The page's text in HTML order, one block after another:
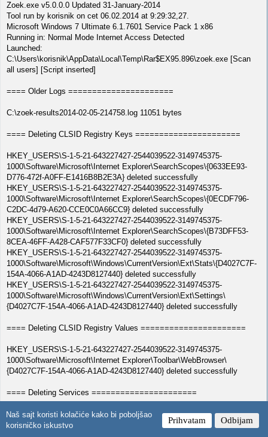
Naš sajt koristi kolačiće kako bi poboljšao
korisničko iskustvo
Prihvatam Odbijam
Zoek.exe v5.0.0.0 Updated 31-January-2014
Tool run by korisnik on cet 06.02.2014 at 9:29:32,27.
Microsoft Windows 7 Ultimate 6.1.7601 Service Pack 1 x86
Running in: Normal Mode Internet Access Detected
Launched:
C:\Users\korisnik\AppData\Local\Temp\Rar$EX95.896\zoek.exe [Scan
all users] [Script inserted]
==== Older Logs ======================
C:\zoek-results2014-02-05-214758.log 11051 bytes
==== Deleting CLSID Registry Keys ======================
HKEY_USERS\S-1-5-21-643227427-2544039522-3149745375-
1000\Software\Microsoft\Internet Explorer\SearchScopes\{0633EE93-
D776-472f-A0FF-E1416B8B2E3A} deleted successfully
HKEY_USERS\S-1-5-21-643227427-2544039522-3149745375-
1000\Software\Microsoft\Internet Explorer\SearchScopes\{0ECDF796-
C2DC-4d79-A620-CCE0C0A66CC9} deleted successfully
HKEY_USERS\S-1-5-21-643227427-2544039522-3149745375-
1000\Software\Microsoft\Internet Explorer\SearchScopes\{B73DFF53-
8CEA-46FF-A428-CAF577F33CF0} deleted successfully
HKEY_USERS\S-1-5-21-643227427-2544039522-3149745375-
1000\Software\Microsoft\Windows\CurrentVersion\Ext\Stats\{D4027C7F-
154A-4066-A1AD-4243D8127440} deleted successfully
HKEY_USERS\S-1-5-21-643227427-2544039522-3149745375-
1000\Software\Microsoft\Windows\CurrentVersion\Ext\Settings\
{D4027C7F-154A-4066-A1AD-4243D8127440} deleted successfully
==== Deleting CLSID Registry Values ======================
HKEY_USERS\S-1-5-21-643227427-2544039522-3149745375-
1000\Software\Microsoft\Internet Explorer\Toolbar\WebBrowser\
{D4027C7F-154A-4066-A1AD-4243D8127440} deleted successfully
==== Deleting Services ======================
==== FireFox Fix ======================